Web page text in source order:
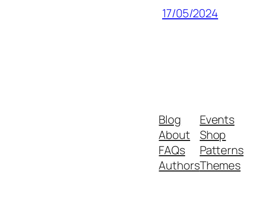
17/05/2024
Blog
About
FAQs
Authors
Events
Shop
Patterns
Themes